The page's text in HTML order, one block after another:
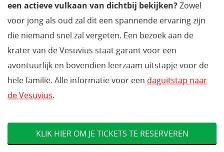
een actieve vulkaan van dichtbij bekijken?Zowel
voor jong als oud zal dit een spannende ervaring zijn
die niemand snel zal vergeten. Een bezoek aan de
krater van de Vesuvius staat garant voor een
avontuurlijk en bovendien leerzaam uitstapje voor de
hele familie. Alle informatie voor een daguitstap naar
de Vesuvius.
KLIK HIER OM JE TICKETS TE RESERVEREN